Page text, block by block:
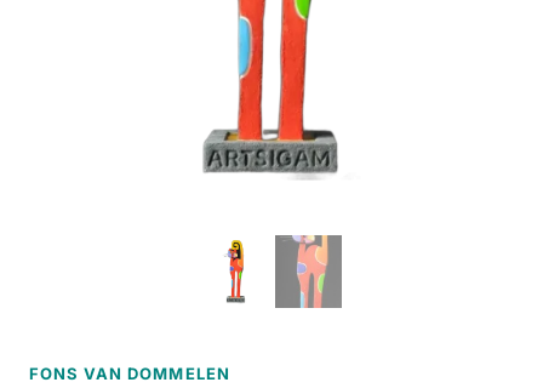
FONS VAN DOMMELEN